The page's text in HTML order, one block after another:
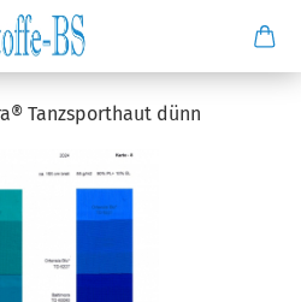
Tanzsporthaut dünn